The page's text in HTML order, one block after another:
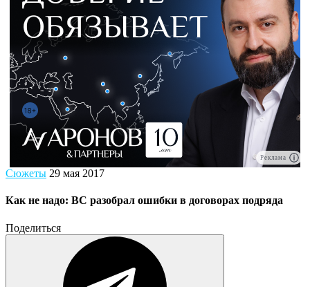
Реклама
Сюжеты 29 мая 2017
Как не надо: ВС разобрал ошибки в договорах подряда
Поделиться